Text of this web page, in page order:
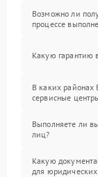
Возможно ли
процессе
Какую гарантию
В каких районах
сервисные
Выполняете ли
лиц?
Какую
для